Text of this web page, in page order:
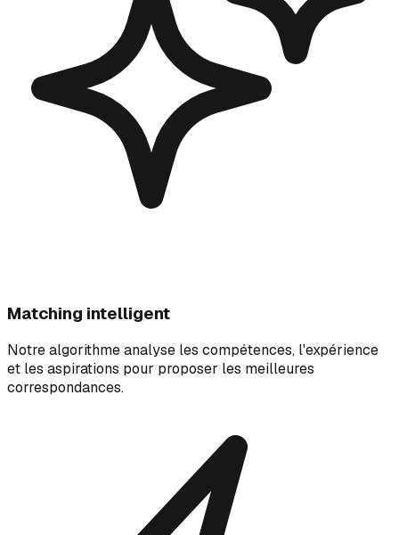
Matching intelligent
Notre algorithme analyse les compétences, l'expérience
et les aspirations pour proposer les meilleures
correspondances.